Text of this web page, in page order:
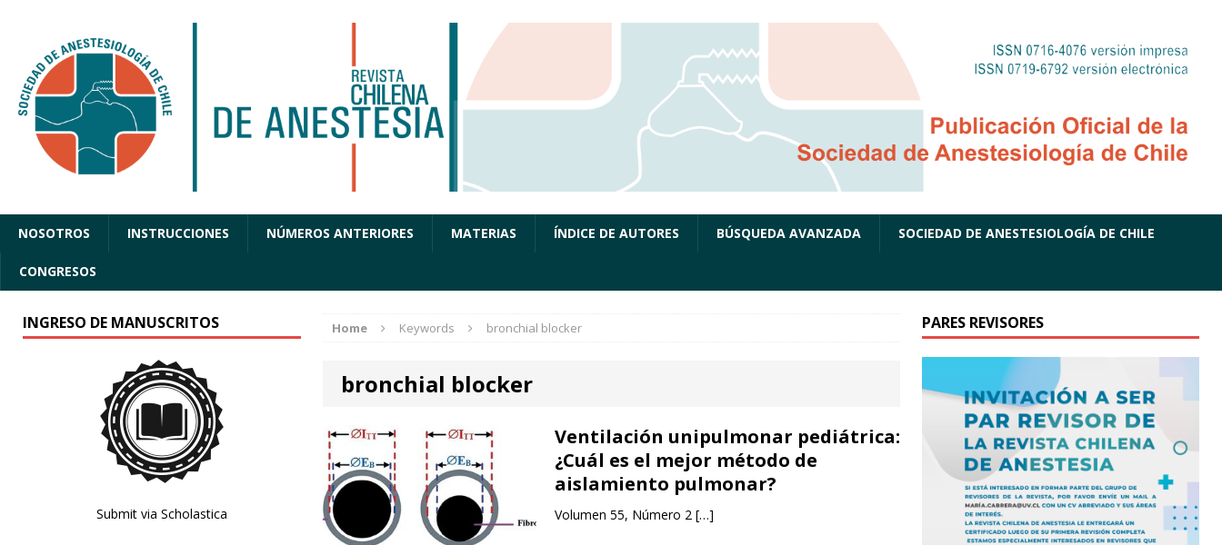
NOSOTROS INSTRUCCIONES NÚMEROS ANTERIORES MATERIAS ÍNDICE DE AUTORES BÚSQUEDA AVANZADA SOCIEDAD DE ANESTESIOLOGÍA DE CHILE
CONGRESOS
Home Keywords bronchial blocker
bronchial blocker
Ventilación unipulmonar pediátrica:
¿Cuál es el mejor método de
aislamiento pulmonar?
Volumen 55, Número 2 […]
INGRESO DE MANUSCRITOS
Submit via Scholastica
PARES REVISORES